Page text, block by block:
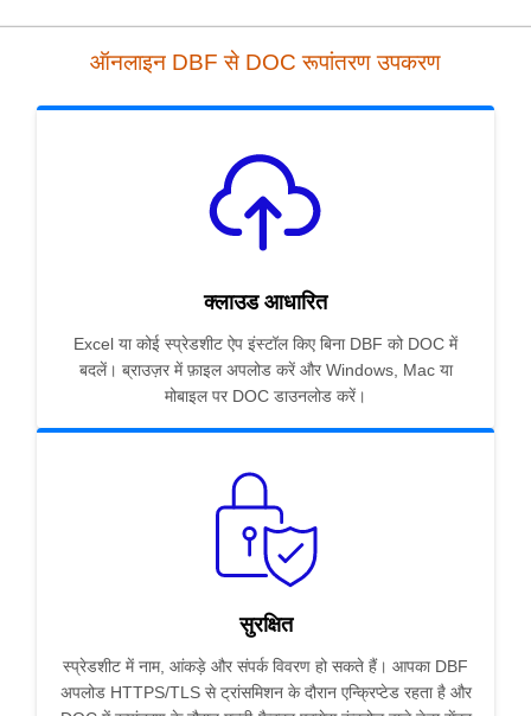
ऑनलाइन DBF से DOC रूपांतरण उपकरण
क्लाउड आधारित
Excel या कोई स्प्रेडशीट ऐप इंस्टॉल किए बिना DBF को DOC में
बदलें। ब्राउज़र में फ़ाइल अपलोड करें और Windows, Mac या
मोबाइल पर DOC डाउनलोड करें।
सुरक्षित
स्प्रेडशीट में नाम, आंकड़े और संपर्क विवरण हो सकते हैं। आपका DBF
अपलोड HTTPS/TLS से ट्रांसमिशन के दौरान एन्क्रिप्टेड रहता है और